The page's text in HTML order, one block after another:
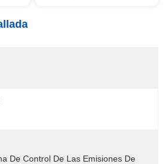
De Control De Las Emisiones De